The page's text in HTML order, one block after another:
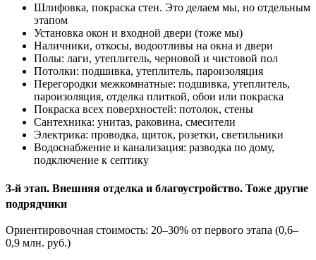
Шлифовка, покраска стен. Это делаем мы, но отдельным
этапом
Установка окон и входной двери (тоже мы)
Наличники, откосы, водоотливы на окна и двери
Полы: лаги, утеплитель, черновой и чистовой пол
Потолки: подшивка, утеплитель, пароизоляция
Перегородки межкомнатные: подшивка, утеплитель,
пароизоляция, отделка плиткой, обои или покраска
Покраска всех поверхностей: потолок, стены
Сантехника: унитаз, раковина, смесители
Электрика: проводка, щиток, розетки, светильники
Водоснабжение и канализация: разводка по дому,
подключение к септику
3-й этап. Внешняя отделка и благоустройство. Тоже другие
подрядчики
Ориентировочная стоимость: 20–30% от первого этапа (0,6–
0,9 млн. руб.)